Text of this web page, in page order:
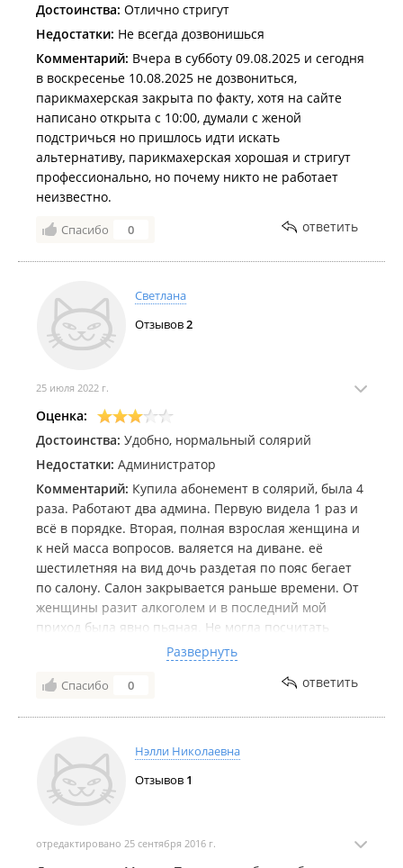
Достоинства: Отлично стригут
Недостатки: Не всегда дозвонишься
Комментарий: Вчера в субботу 09.08.2025 и сегодня
в воскресенье 10.08.2025 не дозвониться,
парикмахерская закрыта по факту, хотя на сайте
написано открыта с 10:00, думали с женой
подстричься но пришлось идти искать
альтернативу, парикмахерская хорошая и стригут
профессионально, но почему никто не работает
неизвестно.
Спасибо 0 ответить
Светлана
Отзывов2
25 июля 2022 г.
Оценка:
Достоинства: Удобно, нормальный солярий
Недостатки: Администратор
Комментарий: Купила абонемент в солярий, была 4
раза. Работают два админа. Первую видела 1 раз и
всё в порядке. Вторая, полная взрослая женщина и
к ней масса вопросов. валяется на диване. её
шестилетняя на вид дочь раздетая по пояс бегает
по салону. Салон закрывается раньше времени. От
женщины разит алкоголем и в последний мой
приход была явно пьяная. Не могла посчитать
количество минут, трижды(!)за сеанс выставила
наверное время сеанса, я вынуждена была
одеваться и идти её искать. И всё равно она
кричать и отчитывать меня. На прямой вопрос "вы
нетрезвая же, да? " начала гнать за порог,
повторять "до свидания" по несколько раз.
Это всё видел полуголый ребёнок. отвратительное
Я пишу для директора и настоятельно прошу со
Развернуть
Спасибо 0 ответить
Нэлли Николаевна
Отзывов 1
отредактировано 25 сентября 2016 г.